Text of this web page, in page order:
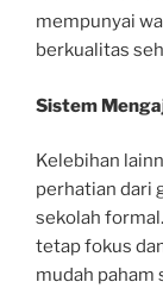
mempunyai
berkualitas
Sistem
Kelebihan
perhatian dari
sekolah
tetap fokus
mudah paham